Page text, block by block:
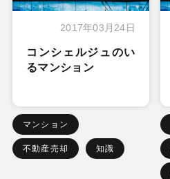
2017年03月24日
コンシェルジュのい
るマンション
マンション
不動産売却 知識